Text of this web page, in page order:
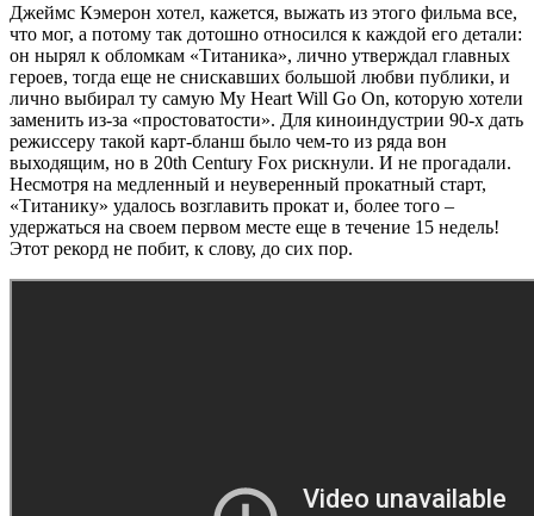
Джеймс Кэмерон хотел, кажется, выжать из этого фильма все,
что мог, а потому так дотошно относился к каждой его детали:
он нырял к обломкам «Титаника», лично утверждал главных
героев, тогда еще не снискавших большой любви публики, и
лично выбирал ту самую My Heart Will Go On, которую хотели
заменить из-за «простоватости». Для киноиндустрии 90-х дать
режиссеру такой карт-бланш было чем-то из ряда вон
выходящим, но в 20th Century Fox рискнули. И не прогадали.
Несмотря на медленный и неуверенный прокатный старт,
«Титанику» удалось возглавить прокат и, более того –
удержаться на своем первом месте еще в течение 15 недель!
Этот рекорд не побит, к слову, до сих пор.